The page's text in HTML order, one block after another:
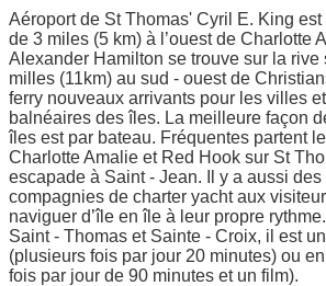
Aéroport de St Thomas' Cyril E. King
de 3 miles (5 km) à l’ouest de Charlotte
Alexander Hamilton se trouve sur la rive
milles (11km) au sud - ouest de
ferry nouveaux arrivants pour les villes
balnéaires des îles. La meilleure façon
îles est par bateau. Fréquentes partent
Charlotte Amalie et Red Hook sur St
escapade à Saint - Jean. Il y a aussi
compagnies de charter yacht aux
naviguer d’île en île à leur propre
Saint - Thomas et Sainte - Croix, il est
(plusieurs fois par jour 20 minutes) ou
fois par jour de 90 minutes et un film).